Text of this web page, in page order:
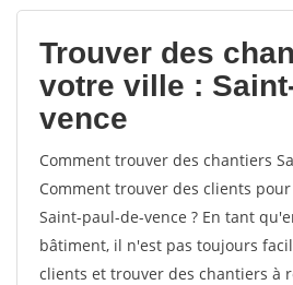
votes
Trouver des
votre ville :
vence
Comment trouver des chantiers
Comment trouver des clients
Saint-paul-de-vence ? En tant
bâtiment, il n'est pas toujours
clients et trouver des chantiers à